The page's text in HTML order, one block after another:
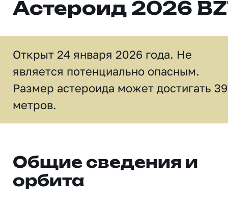
Астероид 2026
Открыт 24 января 2026 года. Не
является потенциально опасным.
Размер астероида может достигать 39
метров.
Общие сведения и
орбита